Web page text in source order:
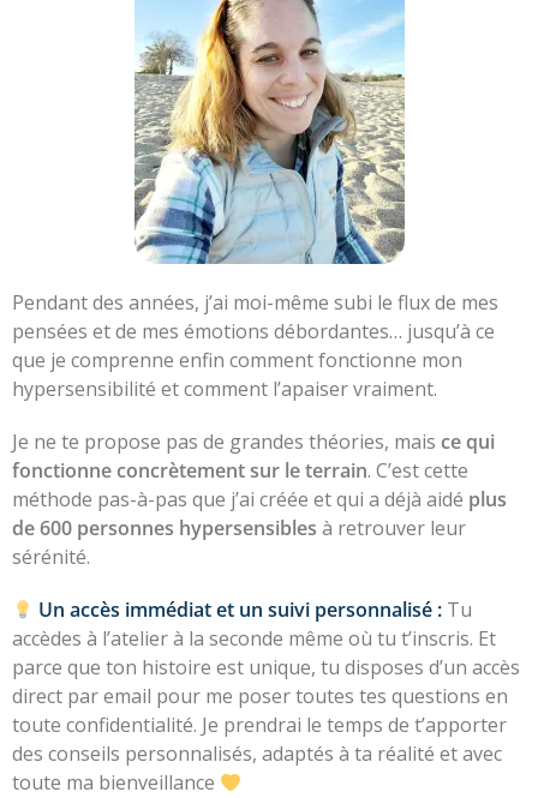
Pendant des années, j’ai moi-même subi le flux de mes
pensées et de mes émotions débordantes… jusqu’à ce
que je comprenne enfin comment fonctionne mon
hypersensibilité et comment l’apaiser vraiment.
Je ne te propose pas de grandes théories, mais ce qui
fonctionne concrètement sur le terrain. C’est cette
méthode pas-à-pas que j’ai créée et qui a déjà aidé plus
de 600 personnes hypersensibles à retrouver leur
sérénité.
Un accès immédiat et un suivi personnalisé : Tu
accèdes à l’atelier à la seconde même où tu t’inscris. Et
parce que ton histoire est unique, tu disposes d’un accès
direct par email pour me poser toutes tes questions en
toute confidentialité. Je prendrai le temps de t’apporter
des conseils personnalisés, adaptés à ta réalité et avec
toute ma bienveillance